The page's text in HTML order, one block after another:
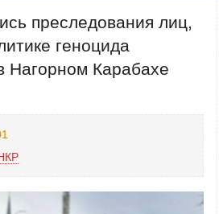
преследования лиц,
геноцида
Нагорном Карабахе